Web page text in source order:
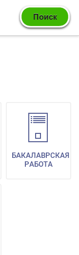
БАКАЛАВРСКАЯ
РАБОТА